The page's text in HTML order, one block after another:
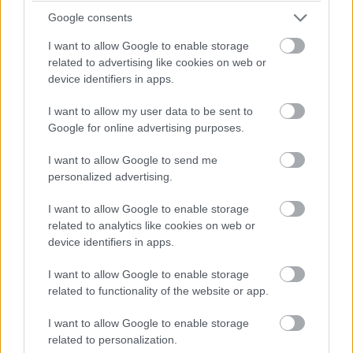
Google consents
I want to allow Google to enable storage
related to advertising like cookies on web or
device identifiers in apps.
I want to allow my user data to be sent to
Google for online advertising purposes.
I want to allow Google to send me
personalized advertising.
I want to allow Google to enable storage
related to analytics like cookies on web or
device identifiers in apps.
I want to allow Google to enable storage
related to functionality of the website or app.
I want to allow Google to enable storage
related to personalization.
Ez a jel sokszor csak idővel válik világossá, mert az elején a
társas intelligencia elfedheti. De ha valaki következetesen
emberek között is pozíciókat lát, nem személyeket, az már
komoly figyelmeztetés. Ilyenkor a kapcsolat értéke nem
abból fakad, hogy ki vagy, hanem abból, hogy mire vagy jó az
ő történetében.
6. A sértettségből finom büntetés lesz
Nem minden büntetés hangos. Sőt, a legfárasztóbbak
gyakran egészen csendesek. Egy nárcisztikus működésű
nő, ha sértve érzi magát, nem mindig robban. Sokszor ennél
kifinomultabb eszközökhöz nyúl: visszahúzódik, fagyossá
válik, elérhetetlenné lesz, késlelteti a válaszokat, megvonja
a kedvességet, vagy olyan légkört teremt, amelyben a másik
pontosan érzi, hogy most „rosszban van”.